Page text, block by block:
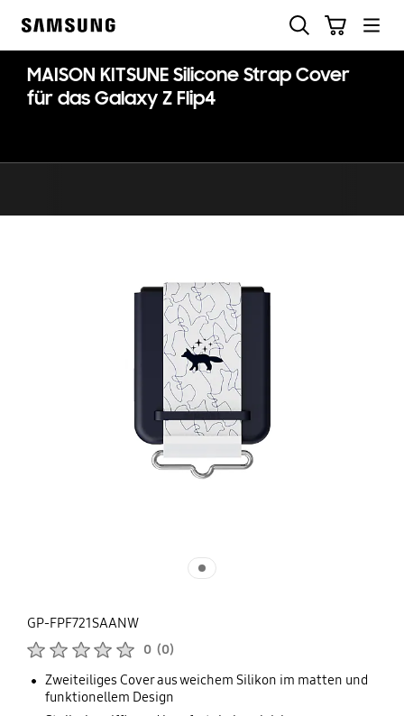
MAISON KITSUNE Silicone Strap Cover
für das Galaxy Z Flip4
GP-FPF721SAANW
0 (0)
Zweiteiliges Cover aus weichem Silikon im matten und
funktionellem Design